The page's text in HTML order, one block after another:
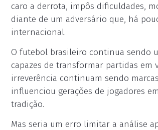
placeholder
caro a derrota, impôs dificuldades,
diante de um adversário que, há
internacional.
O futebol brasileiro continua sendo
capazes de transformar partidas em
irreverência continuam sendo
influenciou gerações de jogadores
tradição.
Mas seria um erro limitar a análise